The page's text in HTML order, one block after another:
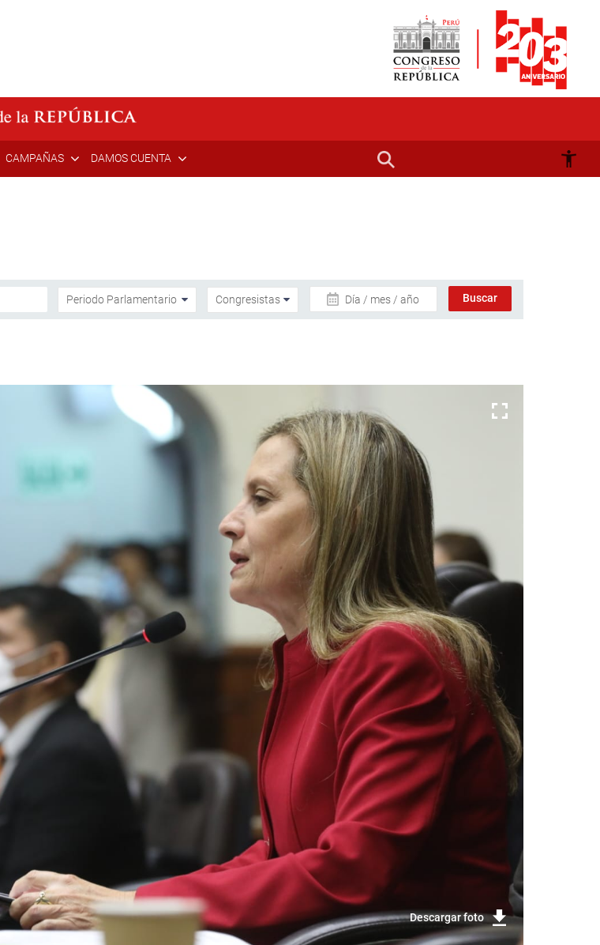
CAMPAÑAS DAMOS CUENTA
Día / mes / año
Descargar foto